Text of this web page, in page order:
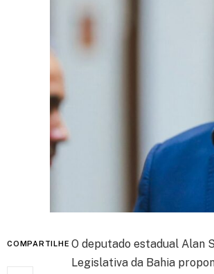
COMPARTILHE O deputado estadual Alan
Legislativa da Bahia